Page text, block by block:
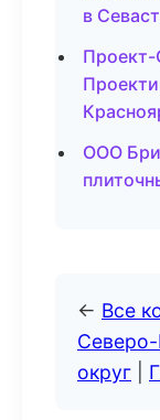
в
ООО
← Все
Северо-
округ